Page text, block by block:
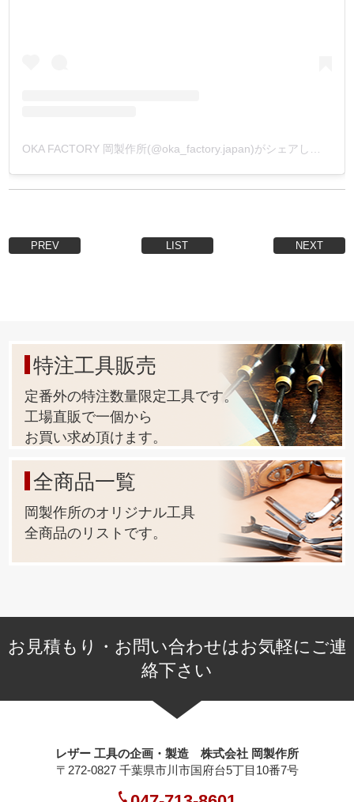
PREV LIST NEXT
特注工具販売
定番外の特注数量限定工具です。
工場直販で一個から
お買い求め頂けます。
全商品一覧
岡製作所のオリジナル工具
全商品のリストです。
お見積もり・お問い合わせはお気軽にご連
絡下さい
レザー 工具の企画・製造 株式会社 岡製作所
〒272-0827 千葉県市川市国府台5丁目10番7号